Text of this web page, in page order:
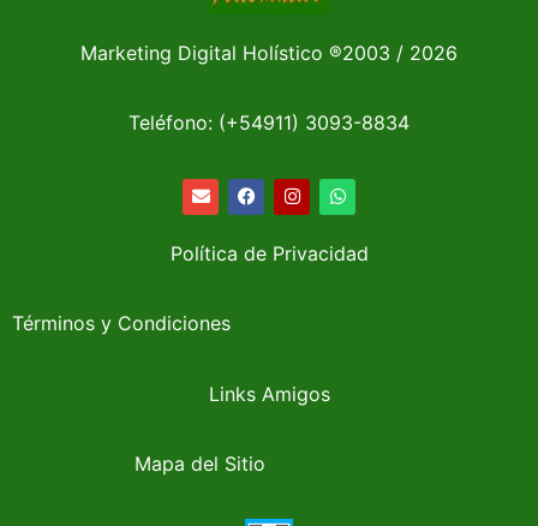
Marketing Digital Holístico ®2003 / 2026
Teléfono: (+54911) 3093-8834
Política de Privacidad
Términos y Condiciones
Links Amigos
Mapa del Sitio